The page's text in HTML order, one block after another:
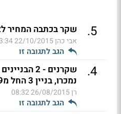
5
. שקר בכתבה המחיר
אבי כהן22/10/2015 13:34
הגב לתגובה זו
4
.
שקרנים - 2
נמכרו, בניין 3 החל מ1.9 ל4
רן26/08/2015 08:32
הגב לתגובה זו